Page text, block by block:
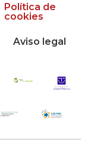
Política de
cookies
Aviso legal